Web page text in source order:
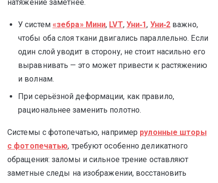
натяжение заметнее.
У систем «зебра» Мини, LVT, Уни‑1, Уни‑2 важно,
чтобы оба слоя ткани двигались параллельно. Если
один слой уводит в сторону, не стоит насильно его
выравнивать — это может привести к растяжению
и волнам.
При серьёзной деформации, как правило,
рациональнее заменить полотно.
Системы с фотопечатью, например рулонные шторы
с фотопечатью, требуют особенно деликатного
обращения: заломы и сильное трение оставляют
заметные следы на изображении, восстановить